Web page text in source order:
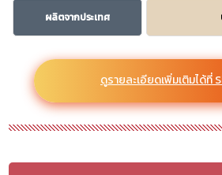
ผลิตจากประเทศ
ดูรายละเอียดเพิ่มเติมได้ที่